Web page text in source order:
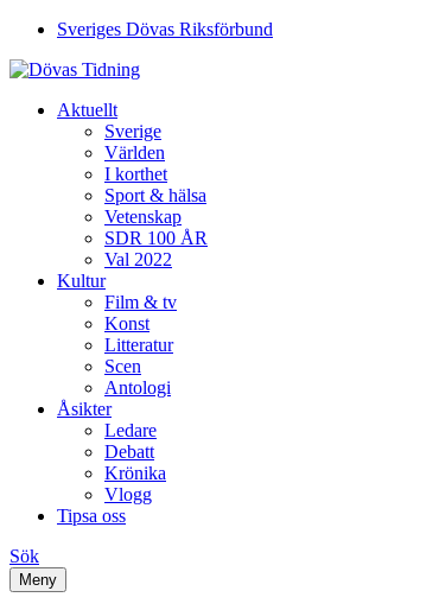
Sveriges Dövas Riksförbund
Aktuellt
Sverige
Världen
I korthet
Sport & hälsa
Vetenskap
SDR 100 ÅR
Val 2022
Kultur
Film & tv
Konst
Litteratur
Scen
Antologi
Åsikter
Ledare
Debatt
Krönika
Vlogg
Tipsa oss
Sök
Meny